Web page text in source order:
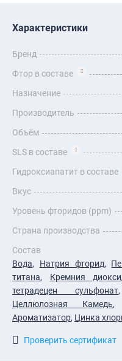
Характеристики
Бренд
Фтор в составе
Назначение
Производитель
Объём
SLS в составе
Гидроксиапатит в составе
Вкус
Уровень фторидов (ppm)
Страна производства
Состав
Вода, Натрия фторид,
титана, Кремния
тетрадецен сульфонат
Целлюлозная Камедь
Ароматизатор, Цинка
Проверить сертификат